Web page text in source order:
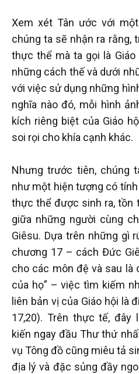
Xem xét Tân ước với
chúng ta sẽ nhận ra rằng,
thực thể mà ta gọi là
những cách thế và dưới
với việc sử dụng những
nghĩa nào đó, mỗi hình
kích riêng biệt của Giáo
soi rọi cho khía cạnh khác.
Nhưng trước tiên, chúng
như một hiện tượng có
thực thể được sinh ra, tồn
giữa những người cùng
Giêsu. Dựa trên những gì
chương 17 – cách Đức
cho các môn đệ và sau là
của họ” – việc tìm kiếm
liên bản vị của Giáo hội là
17,20). Trên thực tế, đây
kiến ngay đầu Thư thứ
vụ Tông đồ cũng miêu tả
địa lý và đặc sủng đầy